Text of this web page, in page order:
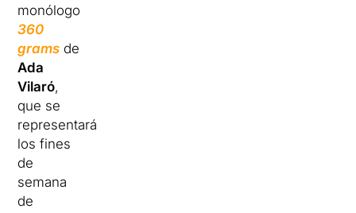
monólogo
360
grams de
Ada
Vilaró,
que se
representará
los fines
de
semana
de